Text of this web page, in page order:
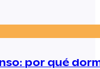
por qué